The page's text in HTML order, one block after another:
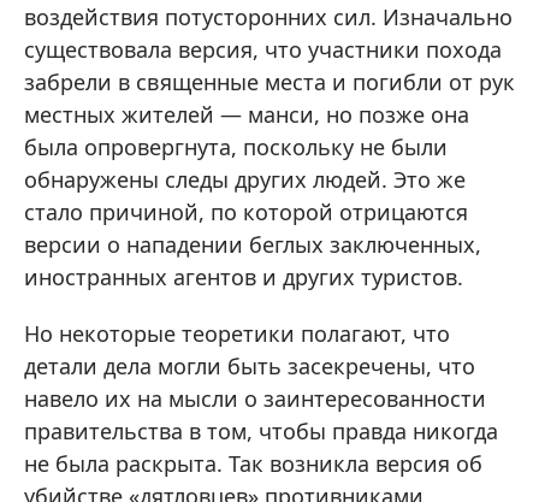
воздействия потусторонних сил. Изначально
существовала версия, что участники похода
забрели в священные места и погибли от рук
местных жителей — манси, но позже она
была опровергнута, поскольку не были
обнаружены следы других людей. Это же
стало причиной, по которой отрицаются
версии о нападении беглых заключенных,
иностранных агентов и других туристов.
Но некоторые теоретики полагают, что
детали дела могли быть засекречены, что
навело их на мысли о заинтересованности
правительства в том, чтобы правда никогда
не была раскрыта. Так возникла версия об
убийстве «дятловцев» противниками